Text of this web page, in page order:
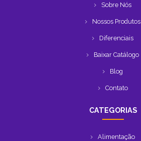
Sobre Nós
Nossos Produtos
Diferenciais
Baixar Catálogo
Blog
Contato
CATEGORIAS
Alimentação